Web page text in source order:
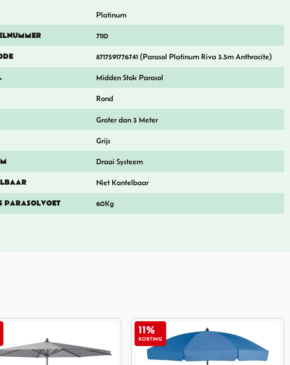
Platinum
7110
8717591776741 (Parasol Platinum Riva 3.5m Anthracite)
Midden Stok Parasol
Rond
Groter dan 3 Meter
Grijs
Draai Systeem
Niet Kantelbaar
PARASOLVOET 60Kg